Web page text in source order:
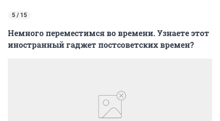
5 / 15
Немного переместимся во времени. Узнаете этот
иностранный гаджет постсоветских времен?